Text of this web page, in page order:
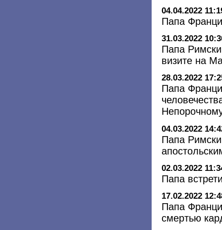
04.04.2022
Папа
31.03.2022
Папа
визите на
28.03.2022
Папа
04.03.2022
Папа
02.03.2022
Папа
17.02.2022
Папа
смертью